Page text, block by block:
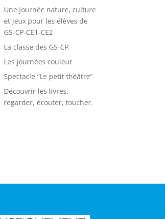
Une journée nature, culture
et jeux pour les élèves de
GS-CP-CE1-CE2
La classe des GS-CP
Les journées couleur
Spectacle “Le petit théâtre”
Découvrir les livres,
regarder, écouter, toucher.